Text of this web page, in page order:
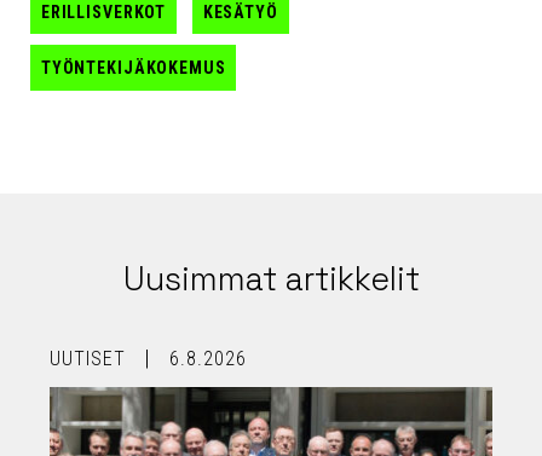
ERILLISVERKOT KESÄTYÖ
TYÖNTEKIJÄKOKEMUS
Uusimmat artikkelit
UUTISET 6.8.2026